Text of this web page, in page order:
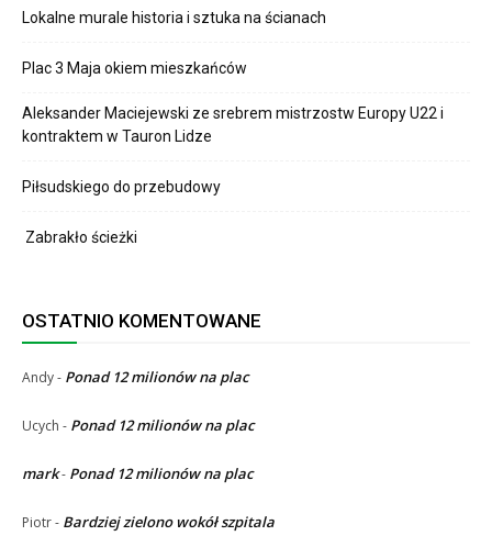
Lokalne murale historia i sztuka na ścianach
Plac 3 Maja okiem mieszkańców
Aleksander Maciejewski ze srebrem mistrzostw Europy U22 i
kontraktem w Tauron Lidze
Piłsudskiego do przebudowy
Zabrakło ścieżki
OSTATNIO KOMENTOWANE
Andy- Ponad 12 milionów na plac
Ucych - Ponad 12 milionów na plac
mark- Ponad 12 milionów na plac
Piotr- Bardziej zielono wokół szpitala